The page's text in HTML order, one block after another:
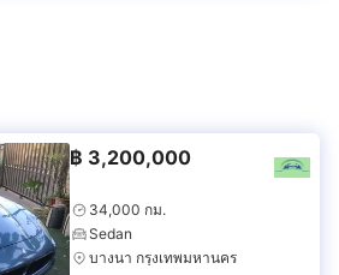
฿ 3,200,000
34,000 กม.
Sedan
บางนา กรุงเทพมหานคร